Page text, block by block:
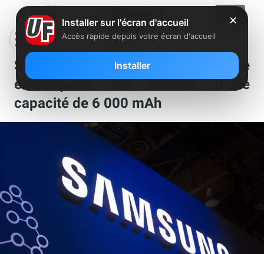
Samsung préparerait un smartphone
embarquant une batterie d’une
capacité de 6 000 mAh
✕
Installer sur l'écran d'accueil
Accès rapide depuis votre écran d'accueil
Installer